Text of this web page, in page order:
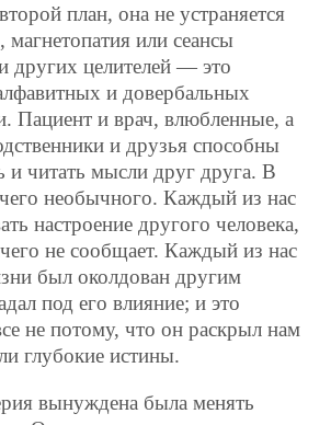
план, она не устраняется
или сеансы
других целителей — это
и довербальных
Пациент и врач, влюбленные, а
и друзья способны
и читать мысли друг друга. В
необычного. Каждый из нас
настроение другого человека,
не сообщает. Каждый из нас
был околдован другим
под его влияние; и это
не потому, что он раскрыл нам
глубокие истины.
вынуждена была менять